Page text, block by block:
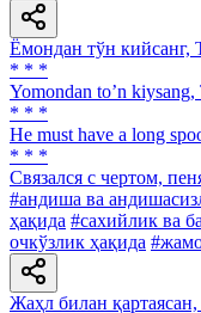
Ёмондан тўн кийсанг,
* * *
Yomondan toʼn
* * *
Не must have a long
* * *
Связался с чертом,
#андиша ва
ҳақида #сахийлик ва
очкўзлик ҳақида
Жаҳл билан